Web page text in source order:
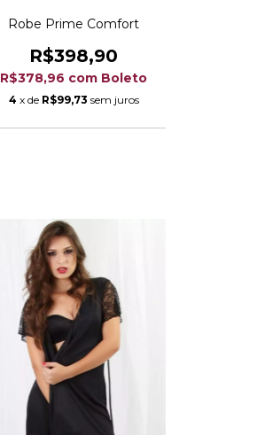
Robe Prime Comfort
R$398,90
R$378,96 com Boleto
4 x de R$99,73 sem juros